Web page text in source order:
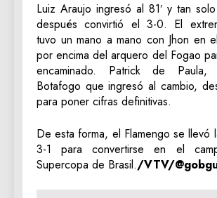
Luiz Araujo ingresó al 81′ y tan
después convirtió el 3-0. El
tuvo un mano a mano con Jhon en
por encima del arquero del Fogao
encaminado. Patrick de
Botafogo que ingresó al cambio,
para poner cifras definitivas.
De esta forma, el Flamengo se llevó
3-1 para convertirse en el
Supercopa de Brasil./VTV/